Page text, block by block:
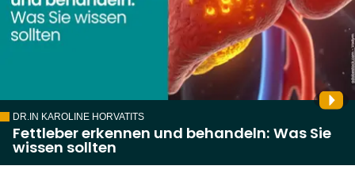
DR.IN KAROLINE HORVATITS
Fettleber erkennen und behandeln: Was Sie
wissen sollten